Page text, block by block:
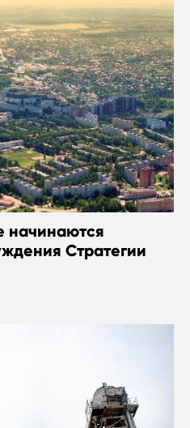
начинаются
Стратегии